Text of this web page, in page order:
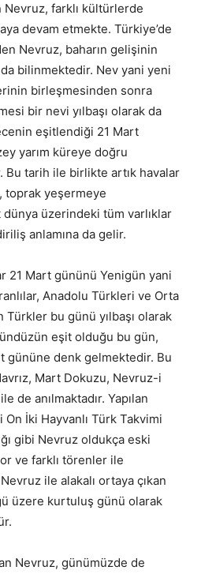
Nevruz, farklı kültürlerde
devam etmekte. Türkiye’de
Nevruz, baharın gelişinin
bilinmektedir. Nev yani yeni
birleşmesinden sonra
bir nevi yılbaşı olarak da
eşitlendiği 21 Mart
yarım küreye doğru
Bu tarih ile birlikte artık havalar
toprak yeşermeye
dünya üzerindeki tüm varlıklar
anlamına da gelir.
21 Mart gününü Yenigün yani
Anadolu Türkleri ve Orta
bu günü yılbaşı olarak
eşit olduğu bu gün,
gününe denk gelmektedir. Bu
Mart Dokuzu, Nevruz-i
de anılmaktadır. Yapılan
İki Hayvanlı Türk Takvimi
gibi Nevruz oldukça eski
ve farklı törenler ile
ile alakalı ortaya çıkan
üzere kurtuluş günü olarak
Nevruz, günümüzde de